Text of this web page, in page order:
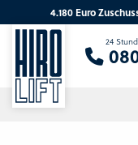
4.180 Euro
24
Ihre PLZ